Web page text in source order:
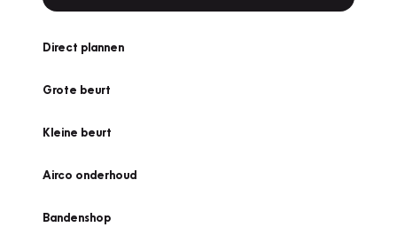
Direct plannen
Grote beurt
Kleine beurt
Airco onderhoud
Bandenshop